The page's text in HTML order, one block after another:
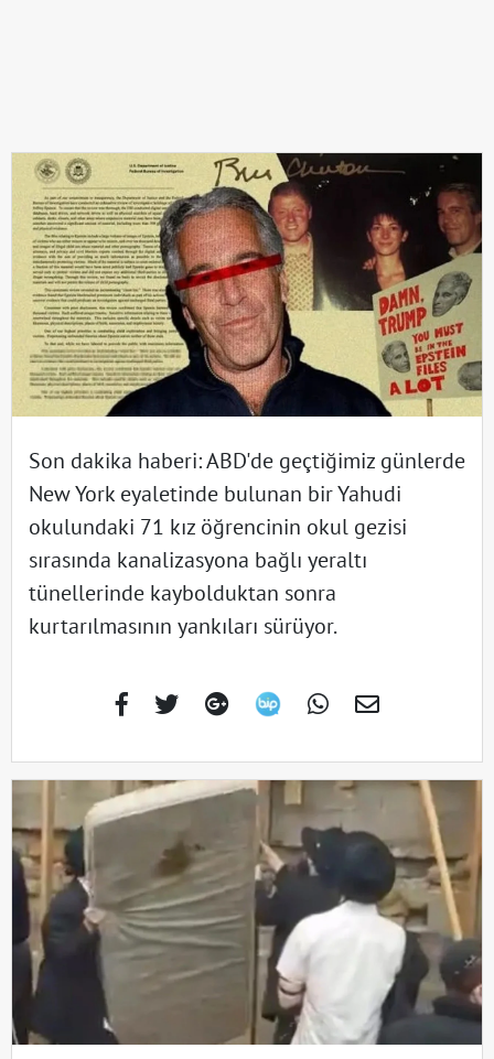
Son dakika haberi: ABD'de geçtiğimiz günlerde
New York eyaletinde bulunan bir Yahudi
okulundaki 71 kız öğrencinin okul gezisi
sırasında kanalizasyona bağlı yeraltı
tünellerinde kaybolduktan sonra
kurtarılmasının yankıları sürüyor.